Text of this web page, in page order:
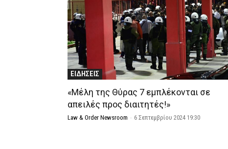
ΕΙΔΗΣΕΙΣ
«Μέλη της Θύρας 7 εμπλέκονται σε
απειλές προς διαιτητές!»
Law & Order Newsroom - 6 Σεπτεμβρίου 2024 19:30